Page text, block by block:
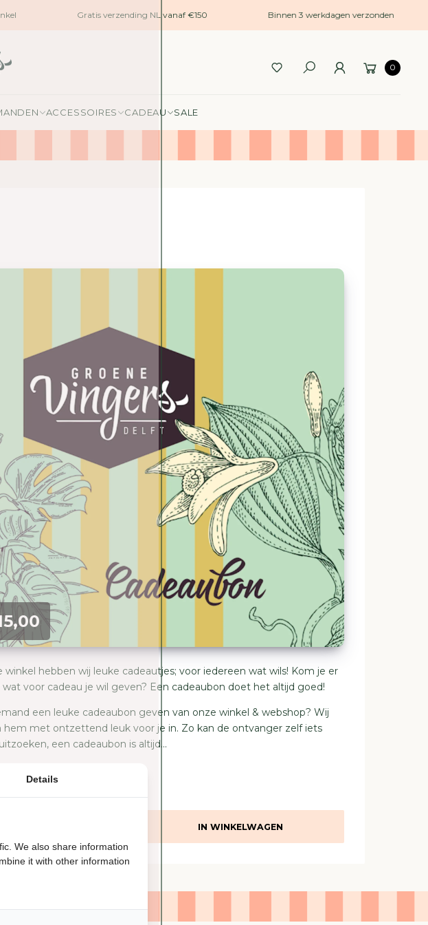
Gratis verzending NL vanaf €150 Binnen 3 werkdagen verzonden
0
ACCESSOIRES CADEAU SALE
winkel hebben wij leuke cadeautjes; voor iedereen wat wils! Kom je er
voor cadeau je wil geven? Een cadeaubon doet het altijd goed!
een leuke cadeaubon geven van onze winkel & webshop? Wij
hem met ontzettend leuk voor je in. Zo kan de ontvanger zelf iets
een cadeaubon is altijd...
BEKIJKEN
IN WINKELWAGEN
Details
We also share information
it with other information